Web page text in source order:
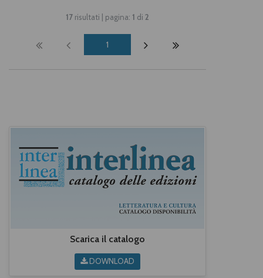
17 risultati | pagina: 1 di 2
1
Scarica il catalogo
DOWNLOAD